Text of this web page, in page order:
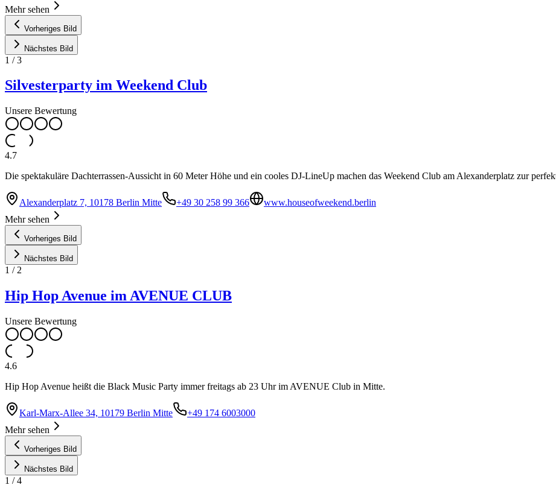
Mehr sehen
Vorheriges Bild
Nächstes Bild
1 /3
Silvesterparty im Weekend Club
Unsere Bewertung
4.7
Die spektakuläre Dachterrassen-Aussicht in 60 Meter Höhe und ein cooles DJ-LineUp machen das Weekend Club am Alexanderplatz zur
Alexanderplatz 7, 10178 Berlin Mitte +49 30 258 99 366
www.houseofweekend.berlin
Mehr sehen
Vorheriges Bild
Nächstes Bild
1 / 2
Hip Hop Avenue im AVENUE CLUB
Unsere Bewertung
4.6
Hip Hop Avenue heißt die Black Music Party immer freitags ab 23 Uhr im AVENUE Club in Mitte.
Karl-Marx-Allee 34, 10179 Berlin Mitte
+49 174 6003000
Mehr sehen
Vorheriges Bild
Nächstes Bild
1 /4